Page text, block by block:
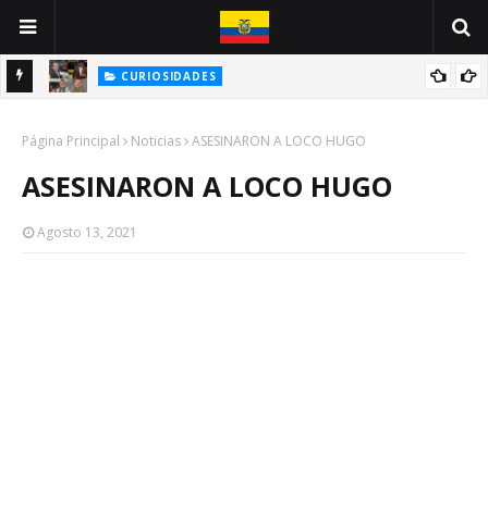
CURIOSIDADES
Página Principal Noticias ASESINARON A LOCO HUGO
ASESINARON A LOCO HUGO
Agosto 13, 2021